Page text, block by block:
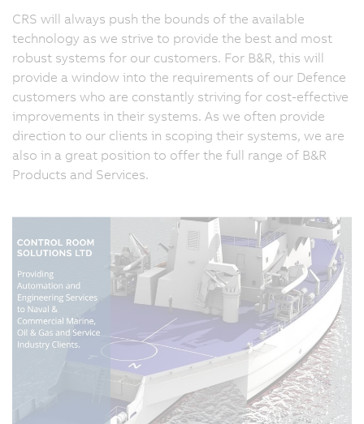
CRS will always push the bounds of the available
technology as we strive to provide the best and most
robust systems for our customers. For B&R, this will
provide a window into the requirements of our Defence
customers who are constantly striving for cost-effective
improvements in their systems. As we often provide
direction to our clients in scoping their systems, we are
also in a great position to offer the full range of B&R
Products and Services.